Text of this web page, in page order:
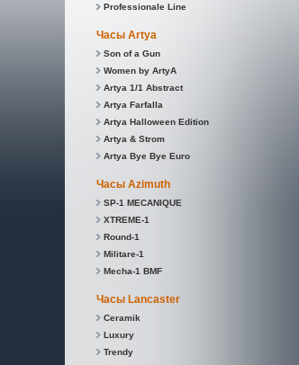
Professionale Line
Часы Artya
Son of a Gun
Women by ArtyA
Artya 1/1 Abstract
Artya Farfalla
Artya Halloween Edition
Artya & Strom
Artya Bye Bye Euro
Часы Azimuth
SP-1 MECANIQUE
XTREME-1
Round-1
Militare-1
Mecha-1 BMF
Часы Lancaster
Ceramik
Luxury
Trendy